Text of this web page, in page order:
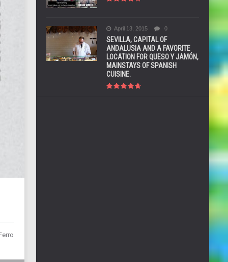
April 13, 2015 0
SEVILLA, CAPITAL OF
ANDALUSIA AND A FAVORITE
LOCATION FOR QUESO Y JAMÓN,
MAINSTAYS OF SPANISH
CUISINE.